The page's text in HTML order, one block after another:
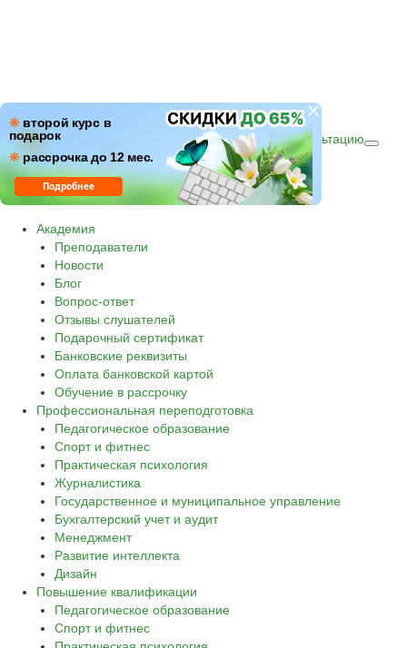
❋ второй курс в
подарок
❋ рассрочка до 12 мес.
Подробнее 8 800 500-30-45
ПН–ПТ: c 09:00 до 18:00
СБ–ВС: с 10:00 до 16:00 по (МСК)
Звонок по России бесплатный.
Получить консультацию
Академия
Преподаватели
Новости
Блог
Вопрос-ответ
Отзывы слушателей
Подарочный сертификат
Банковские реквизиты
Оплата банковской картой
Обучение в рассрочку
Профессиональная переподготовка
Педагогическое образование
Спорт и фитнес
Практическая психология
Журналистика
Государственное и муниципальное управление
Бухгалтерский учет и аудит
Менеджмент
Развитие интеллекта
Дизайн
Повышение квалификации
Педагогическое образование
Спорт и фитнес